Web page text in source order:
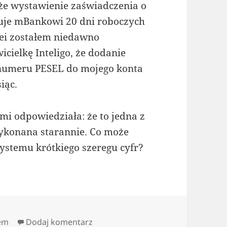
wystawienie zaświadczenia o
mBankowi 20 dni roboczych
zostałem niedawno
Inteligo, że dodanie
PESEL do mojego konta
odpowiedziała: że to jedna z
starannie. Co może
krótkiego szeregu cyfr?
Dodaj komentarz